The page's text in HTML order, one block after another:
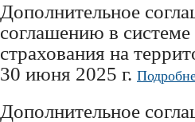
Дополнительное
соглашению в системе
страхования на
30 июня 2025 г.
Дополнительное